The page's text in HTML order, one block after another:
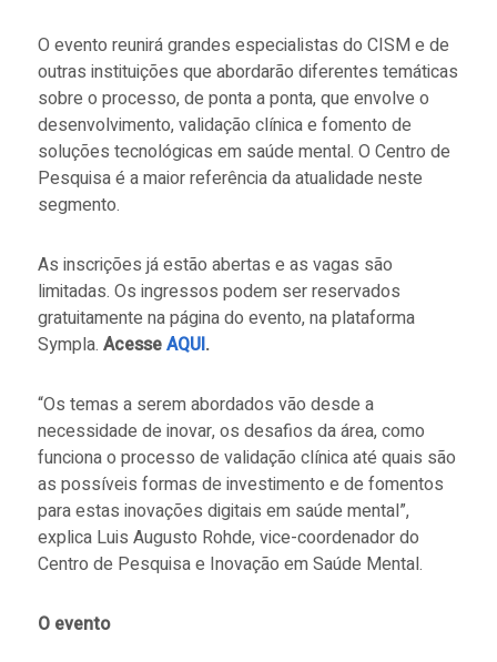
O evento reunirá grandes especialistas do CISM e de
outras instituições que abordarão diferentes temáticas
sobre o processo, de ponta a ponta, que envolve o
desenvolvimento, validação clínica e fomento de
soluções tecnológicas em saúde mental. O Centro de
Pesquisa é a maior referência da atualidade neste
segmento.
As inscrições já estão abertas e as vagas são
limitadas. Os ingressos podem ser reservados
gratuitamente na página do evento, na plataforma
Sympla. AcesseAQUI.
“Os temas a serem abordados vão desde a
necessidade de inovar, os desafios da área, como
funciona o processo de validação clínica até quais são
as possíveis formas de investimento e de fomentos
para estas inovações digitais em saúde mental”,
explica Luis Augusto Rohde, vice-coordenador do
Centro de Pesquisa e Inovação em Saúde Mental.
O evento